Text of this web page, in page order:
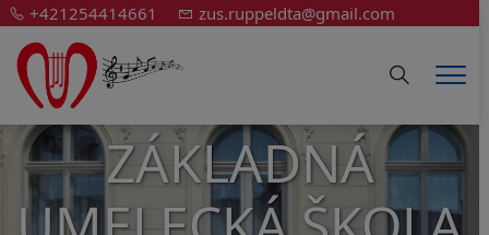
+421254414661 zus.ruppeldta@gmail.com
Hledání
ZÁKLADNÁ